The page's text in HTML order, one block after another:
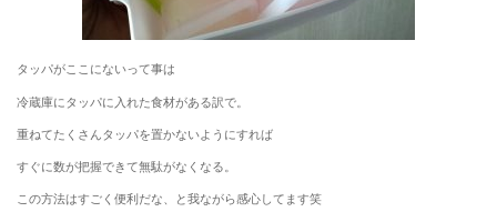
タッパがここにないって事は
冷蔵庫にタッパに入れた食材がある訳で。
重ねてたくさんタッパを置かないようにすれば
すぐに数が把握できて無駄がなくなる。
この方法はすごく便利だな、と我ながら感心してます笑